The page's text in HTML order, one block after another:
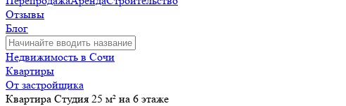
Отзывы
Блог
Недвижимость в Сочи
Квартиры
От застройщика
Квартира Студия 25 м² на 6 этаже